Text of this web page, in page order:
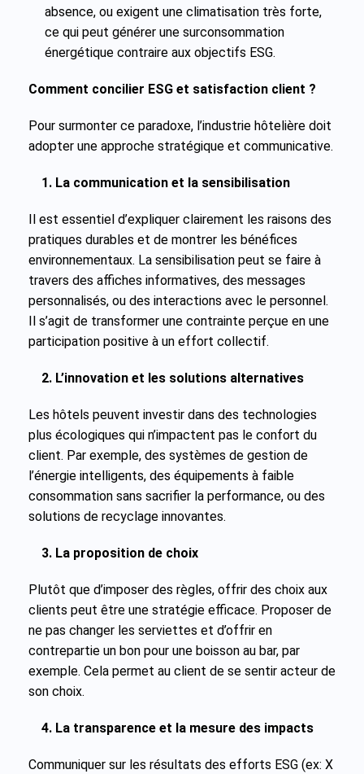
absence, ou exigent une climatisation très forte,
ce qui peut générer une surconsommation
énergétique contraire aux objectifs ESG.
Comment concilier ESG et satisfaction client ?
Pour surmonter ce paradoxe, l’industrie hôtelière doit
adopter une approche stratégique et communicative.
1. La communication et la sensibilisation
Il est essentiel d’expliquer clairement les raisons des
pratiques durables et de montrer les bénéfices
environnementaux. La sensibilisation peut se faire à
travers des affiches informatives, des messages
personnalisés, ou des interactions avec le personnel.
Il s’agit de transformer une contrainte perçue en une
participation positive à un effort collectif.
2. L’innovation et les solutions alternatives
Les hôtels peuvent investir dans des technologies
plus écologiques qui n’impactent pas le confort du
client. Par exemple, des systèmes de gestion de
l’énergie intelligents, des équipements à faible
consommation sans sacrifier la performance, ou des
solutions de recyclage innovantes.
3. La proposition de choix
Plutôt que d’imposer des règles, offrir des choix aux
clients peut être une stratégie efficace. Proposer de
ne pas changer les serviettes et d’offrir en
contrepartie un bon pour une boisson au bar, par
exemple. Cela permet au client de se sentir acteur de
son choix.
4. La transparence et la mesure des impacts
Communiquer sur les résultats des efforts ESG (ex: X